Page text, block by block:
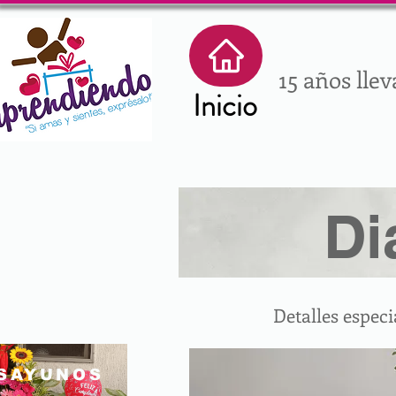
Inicio
15 años
Detalles